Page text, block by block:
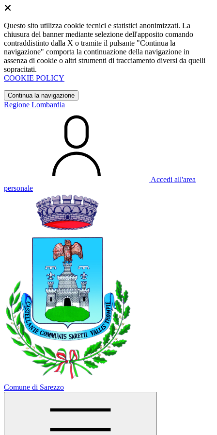
Questo sito utilizza cookie tecnici e statistici anonimizzati. La
chiusura del banner mediante selezione dell'apposito comando
contraddistinto dalla X o tramite il pulsante "Continua la
navigazione" comporta la continuazione della navigazione in
assenza di cookie o altri strumenti di tracciamento diversi da quelli
sopracitati.
COOKIE POLICY
Continua la navigazione
Regione Lombardia
Accedi all'area
personale
Comune di Sarezzo